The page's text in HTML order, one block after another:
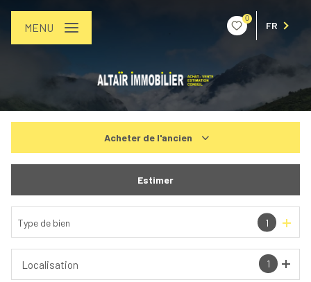
0
FR
MENU
Acheter de l'ancien
Estimer
Type de bien 1
1
Localisation